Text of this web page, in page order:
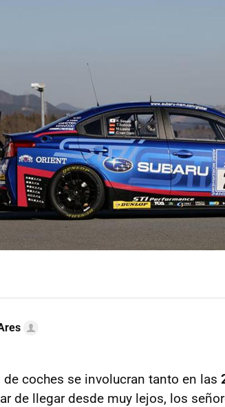
de coches se involucran tanto en las
de llegar desde muy lejos, los